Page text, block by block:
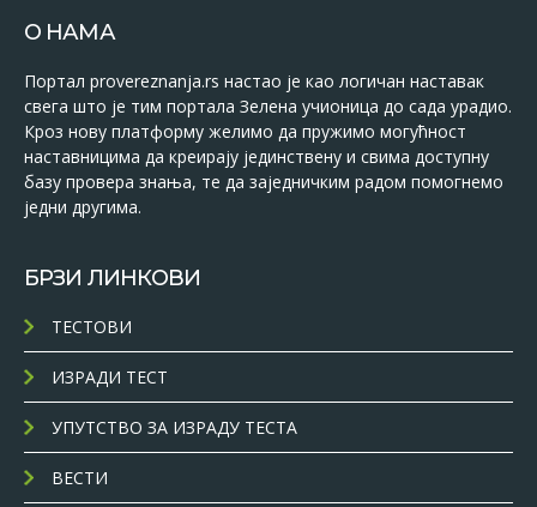
О НАМА
Портал provereznanja.rs настао је као логичан наставак
свега што је тим портала Зелена учионица до сада урадио.
Кроз нову платформу желимо да пружимо могућност
наставницима да креирају јединствену и свима доступну
базу провера знања, те да заједничким радом помогнемо
једни другима.
БРЗИ ЛИНКОВИ
ТЕСТОВИ
ИЗРАДИ ТЕСТ
УПУТСТВО ЗА ИЗРАДУ ТЕСТА
ВЕСТИ